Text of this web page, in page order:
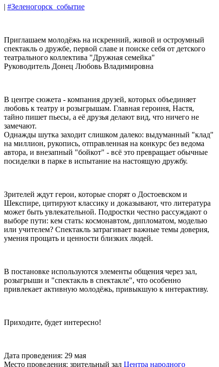
| #Зеленогорск_событие
Приглашаем молодёжь на искренний, живой и остроумный
спектакль о дружбе, первой славе и поиске себя от детского
театрального коллектива "Дружная семейка"
Руководитель Донец Любовь Владимировна
В центре сюжета - компания друзей, которых объединяет
любовь к театру и розыгрышам. Главная героиня, Настя,
тайно пишет пьесы, а её друзья делают вид, что ничего не
замечают.
Однажды шутка заходит слишком далеко: выдуманный "клад"
на миллион, рукопись, отправленная на конкурс без ведома
автора, и внезапный "бойкот" - всё это превращает обычные
посиделки в парке в испытание на настоящую дружбу.
Зрителей ждут герои, которые спорят о Достоевском и
Шекспире, цитируют классику и доказывают, что литература
может быть увлекательной. Подростки честно рассуждают о
выборе пути: кем стать: космонавтом, дипломатом, моделью
или учителем? Спектакль затрагивает важные темы доверия,
умения прощать и ценности близких людей.
В постановке используются элементы общения через зал,
розыгрыши и "спектакль в спектакле", что особенно
привлекает активную молодёжь, привыкшую к интерактиву.
Приходите, будет интересно!
Дата проведения: 29 мая
Место проведения: зрительный зал Центра народного